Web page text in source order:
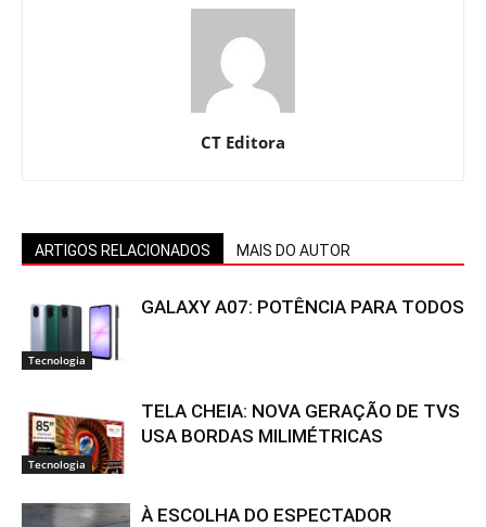
CT Editora
ARTIGOS RELACIONADOS MAIS DO AUTOR
Tecnologia
GALAXY A07: POTÊNCIA PARA TODOS
Tecnologia
TELA CHEIA: NOVA GERAÇÃO DE TVS
USA BORDAS MILIMÉTRICAS
À ESCOLHA DO ESPECTADOR